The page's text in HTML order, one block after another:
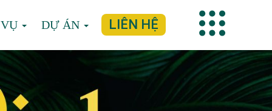
DỰ ÁN LIÊN HỆ
Next